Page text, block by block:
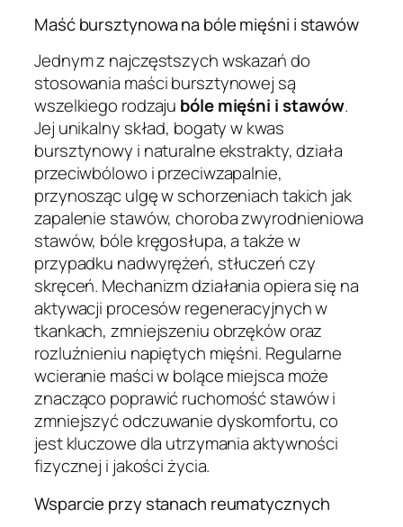
Maść bursztynowa na bóle mięśni i stawów
Jednym z najczęstszych wskazań do
stosowania maści bursztynowej są
wszelkiego rodzaju bóle mięśni i stawów.
Jej unikalny skład, bogaty w kwas
bursztynowy i naturalne ekstrakty, działa
przeciwbólowo i przeciwzapalnie,
przynosząc ulgę w schorzeniach takich jak
zapalenie stawów, choroba zwyrodnieniowa
stawów, bóle kręgosłupa, a także w
przypadku nadwyrężeń, stłuczeń czy
skręceń. Mechanizm działania opiera się na
aktywacji procesów regeneracyjnych w
tkankach, zmniejszeniu obrzęków oraz
rozluźnieniu napiętych mięśni. Regularne
wcieranie maści w bolące miejsca może
znacząco poprawić ruchomość stawów i
zmniejszyć odczuwanie dyskomfortu, co
jest kluczowe dla utrzymania aktywności
fizycznej i jakości życia.
Wsparcie przy stanach reumatycznych